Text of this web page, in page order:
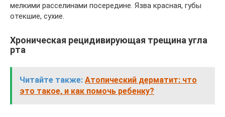
мелкими расселинами посередине. Язва красная, губы
отекшие, сухие.
Хроническая рецидивирующая трещина угла
рта
Читайте также: Атопический дерматит: что
это такое, и как помочь ребенку?